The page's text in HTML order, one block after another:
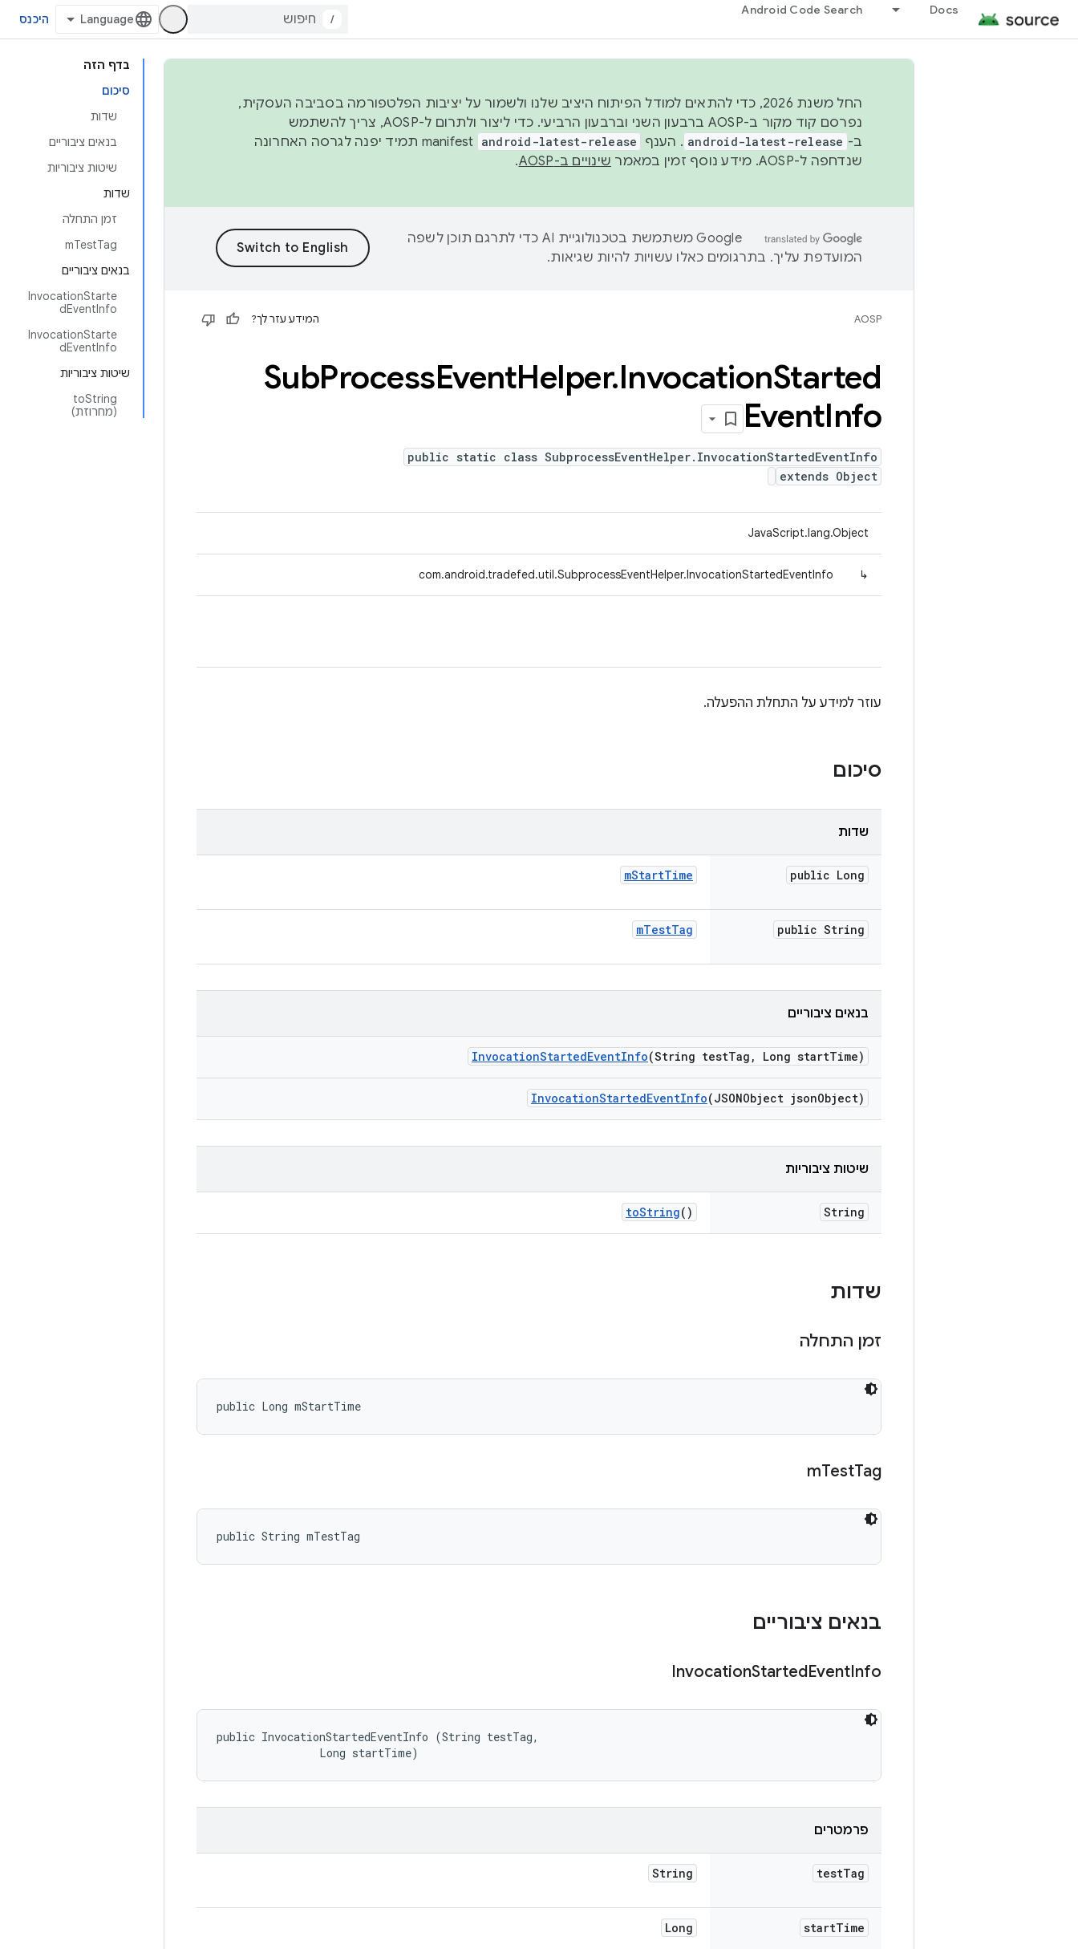
Docs
Android Code Search
/ היכנס
בדף הזה
סיכום
שדות
בנאים ציבוריים
שיטות ציבוריות
שדות
זמן התחלה
mTestTag
בנאים ציבוריים
InvocationStarte
dEventInfo
InvocationStarte
dEventInfo
שיטות ציבוריות
toString
(מחרוזת)
החל משנת 2026, כדי להתאים למודל הפיתוח היציב שלנו ולשמור על יציבות הפלטפורמה בסביבה העסקית,
נפרסם קוד מקור ב-AOSP ברבעון השני וברבעון הרביעי. כדי ליצור ולתרום ל-AOSP, צריך להשתמש
ב- android-latest-release . הענף android-latest-release
manifest תמיד יפנה לגרסה האחרונה
שנדחפה ל-AOSP. מידע נוסף זמין במאמר
שינויים ב-AOSP .
‫Google משתמשת בטכנולוגיית AI כדי לתרגם תוכן לשפה
המועדפת עליך. בתרגומים כאלו עשויות להיות שגיאות.
AOSP המידע עזר לך?
SubProcessEventHelper.InvocationStarted
EventInfo
public static class SubprocessEventHelper.InvocationStartedEventInfo
extends Object
JavaScript.lang.Object
↳
com.android.tradefed.util.SubprocessEventHelper.InvocationStartedEventInfo
עוזר למידע על התחלת ההפעלה.
סיכום
שדות
public Long
mStartTime
public String
mTestTag
בנאים ציבוריים
InvocationStartedEventInfo(String testTag , Long startTime)
InvocationStartedEventInfo(JSONObject jsonObject)
שיטות ציבוריות
String
toString()
שדות
זמן התחלה
public Long mStartTime
mTestTag
public String mTestTag
בנאים ציבוריים
InvocationStartedEventInfo
public InvocationStartedEventInfo (String testTag,
                Long startTime)
פרמטרים
testTag
String
startTime
Long